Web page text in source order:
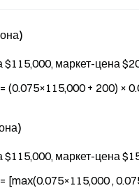
$115,000, маркет-цена
+ 200) ×
$115,000, маркет-цена
,